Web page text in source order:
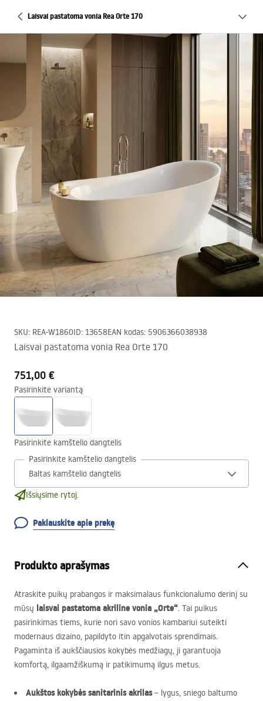
Laisvai pastatoma vonia Rea Orte 170
SKU: REA-W1860ID: 13658EAN kodas: 5906366038938
Laisvai pastatoma vonia Rea Orte 170
751,00 €
Pasirinkite variantą
Pasirinkite kamštelio dangtelis
Pasirinkite kamštelio dangtelis
Išsiųsime rytoj.
Paklauskite apie prekę
Produkto aprašymas
Atraskite puikų prabangos ir maksimalaus funkcionalumo derinį su
mūsų laisvai pastatoma akriline vonia „Orte“. Tai puikus
pasirinkimas tiems, kurie nori savo vonios kambariui suteikti
modernaus dizaino, papildyto itin apgalvotais sprendimais.
Pagaminta iš aukščiausios kokybės medžiagų, ji garantuoja
komfortą, ilgaamžiškumą ir patikimumą ilgus metus.
Aukštos kokybės sanitarinis akrilas– lygus, sniego baltumo